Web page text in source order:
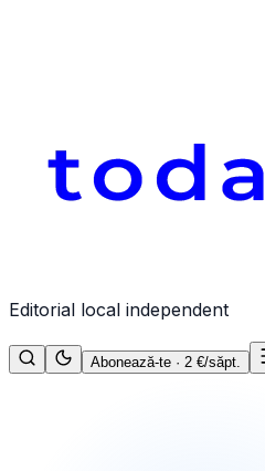
Editorial local independent
Abonează-te · 2 €/săpt.